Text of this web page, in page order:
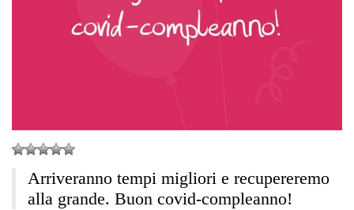
Arriveranno tempi migliori e recupereremo
alla grande. Buon covid-compleanno!